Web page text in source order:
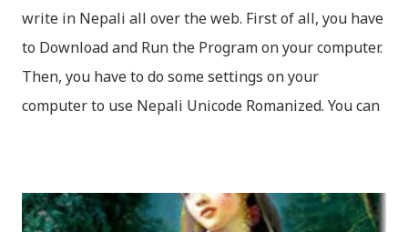
write in Nepali all over the web. First of all, you have
to Download and Run the Program on your computer.
Then, you have to do some settings on your
computer to use Nepali Unicode Romanized. You can
Install Nepali Unicode Romanized in Windows XP:
Install: Run setup file; Go to control Panel; Open